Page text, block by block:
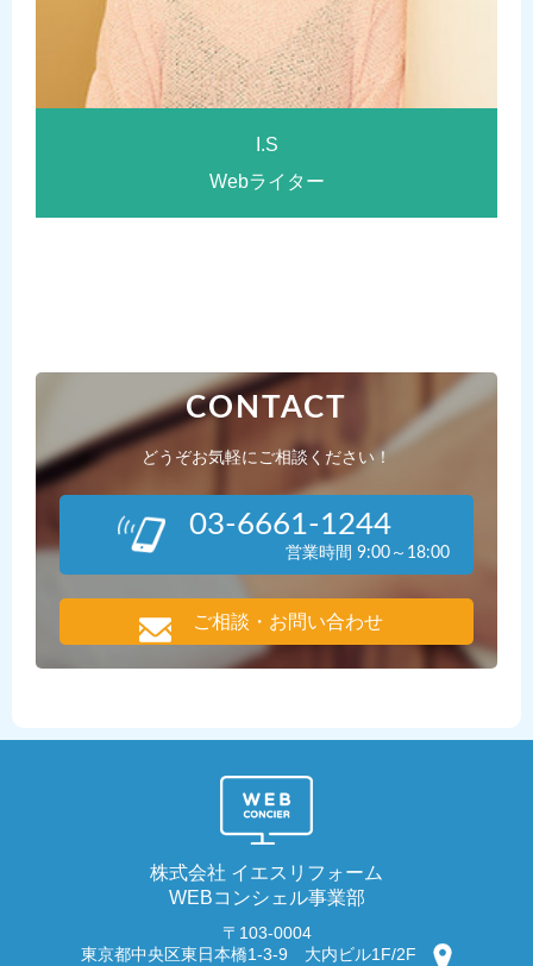
I.S
Webライター
CONTACT
どうぞお気軽にご相談ください！
03-6661-1244
営業時間 9:00～18:00
ご相談・お問い合わせ
株式会社 イエスリフォーム
WEBコンシェル事業部
〒103-0004
東京都中央区東日本橋1-3-9 大内ビル1F/2F